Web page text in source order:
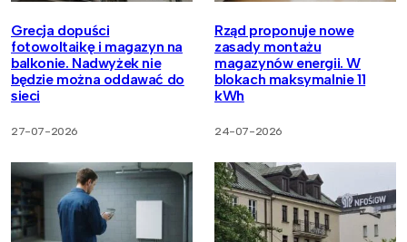
Grecja dopuści
fotowoltaikę i magazyn na
balkonie. Nadwyżek nie
będzie można oddawać do
sieci
27-07-2026
Rząd proponuje nowe
zasady montażu
magazynów energii. W
blokach maksymalnie 11
kWh
24-07-2026